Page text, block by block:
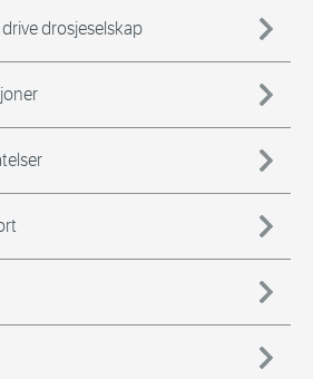
drosjeselskap